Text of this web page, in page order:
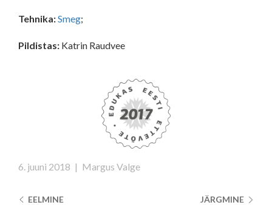
Tehnika:Smeg;
Pildistas: Katrin Raudvee
6. juuni 2018 | Margus Valge
JÄRGMINE
EELMINE